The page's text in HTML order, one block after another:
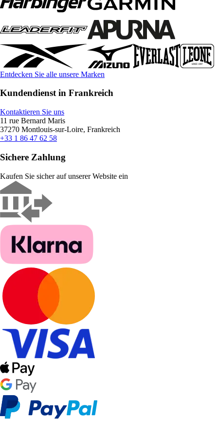
Entdecken Sie alle unsere Marken
Kundendienst in Frankreich
Kontaktieren Sie uns
11 rue Bernard Maris
37270 Montlouis-sur-Loire, Frankreich
+33 1 86 47 62 58
Sichere Zahlung
Kaufen Sie sicher auf unserer Website ein